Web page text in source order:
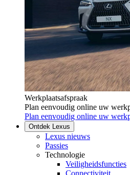
Werkplaatsafspraak
Plan eenvoudig online uw
Plan eenvoudig online uw
Ontdek Lexus
Lexus nieuws
Passies
Technologie
Veiligheidsfuncties
Connectiviteit